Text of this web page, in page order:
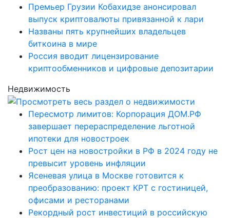
Премьер Грузии Кобахидзе анонсировал
выпуск криптовалюты привязанной к лари
Названы пять крупнейших владельцев
биткоина в мире
Россия вводит лицензирование
криптообменников и цифровые депозитарии
Недвижимость
Пересмотр лимитов: Корпорация ДОМ.РФ
завершает перераспределение льготной
ипотеки для новостроек
Рост цен на новостройки в РФ в 2024 году не
превысит уровень инфляции
Ясеневая улица в Москве готовится к
преобразованию: проект КРТ с гостиницей,
офисами и ресторанами
Рекордный рост инвестиций в российскую